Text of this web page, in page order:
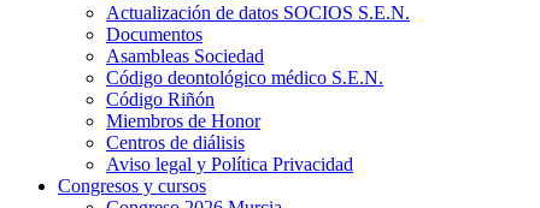
Actualización de datos SOCIOS S.E.N.
Documentos
Asambleas Sociedad
Código deontológico médico S.E.N.
Código Riñón
Miembros de Honor
Centros de diálisis
Aviso legal y Política Privacidad
Congresos y cursos